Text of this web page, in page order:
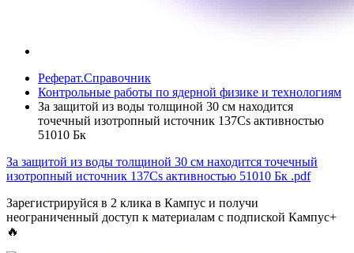
Реферат.Справочник
Контрольные работы по ядерной физике и технологиям
За защитой из воды толщиной 30 см находится
точечный изотропный источник 137Cs активностью
51010 Бк
За защитой из воды толщиной 30 см находится точечный
изотропный источник 137Cs активностью 51010 Бк .pdf
Зарегистрируйся в 2 клика в Кампус и получи
неограниченный доступ к материалам с подпиской Кампус+
🔥